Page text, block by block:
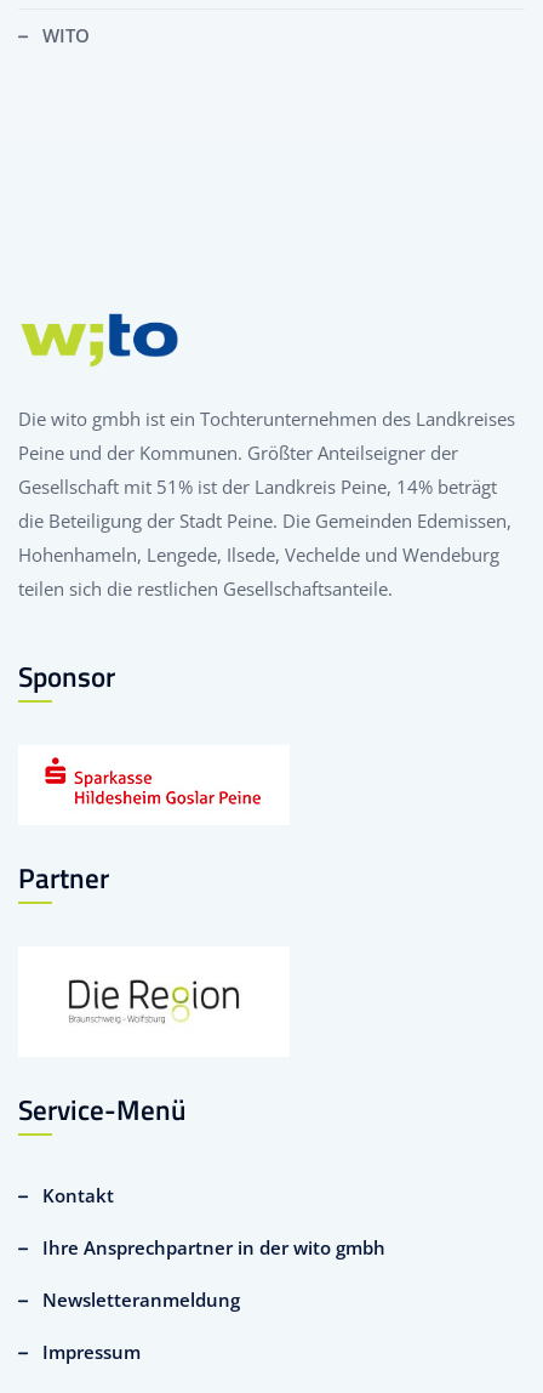
WITO
Die wito gmbh ist ein Tochterunternehmen des Landkreises
Peine und der Kommunen. Größter Anteilseigner der
Gesellschaft mit 51% ist der Landkreis Peine, 14% beträgt
die Beteiligung der Stadt Peine. Die Gemeinden Edemissen,
Hohenhameln, Lengede, Ilsede, Vechelde und Wendeburg
teilen sich die restlichen Gesellschaftsanteile.
Sponsor
Partner
Service-Menü
Kontakt
Ihre Ansprechpartner in der wito gmbh
Newsletteranmeldung
Impressum